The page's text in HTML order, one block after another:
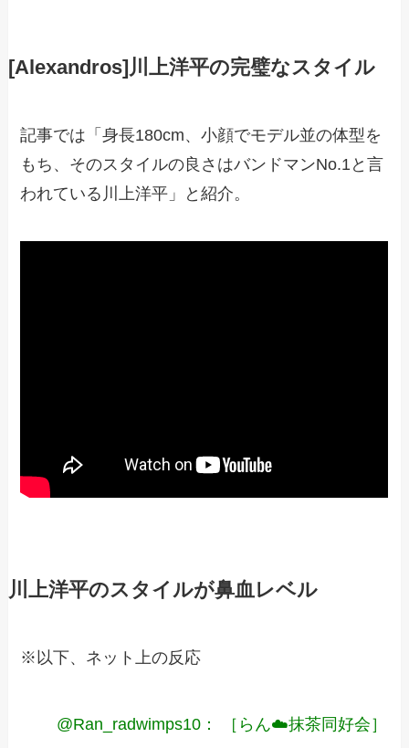
[Alexandros]川上洋平の完璧なスタイル
記事では「身長180cm、小顔でモデル並の体型を
もち、そのスタイルの良さはバンドマンNo.1と言
われている川上洋平」と紹介。
川上洋平のスタイルが鼻血レベル
※以下、ネット上の反応
@Ran_radwimps10： ［らん☁️抹茶同好会］